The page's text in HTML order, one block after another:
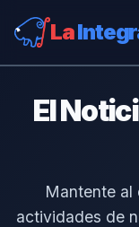
La
El
Mantente al
actividades de